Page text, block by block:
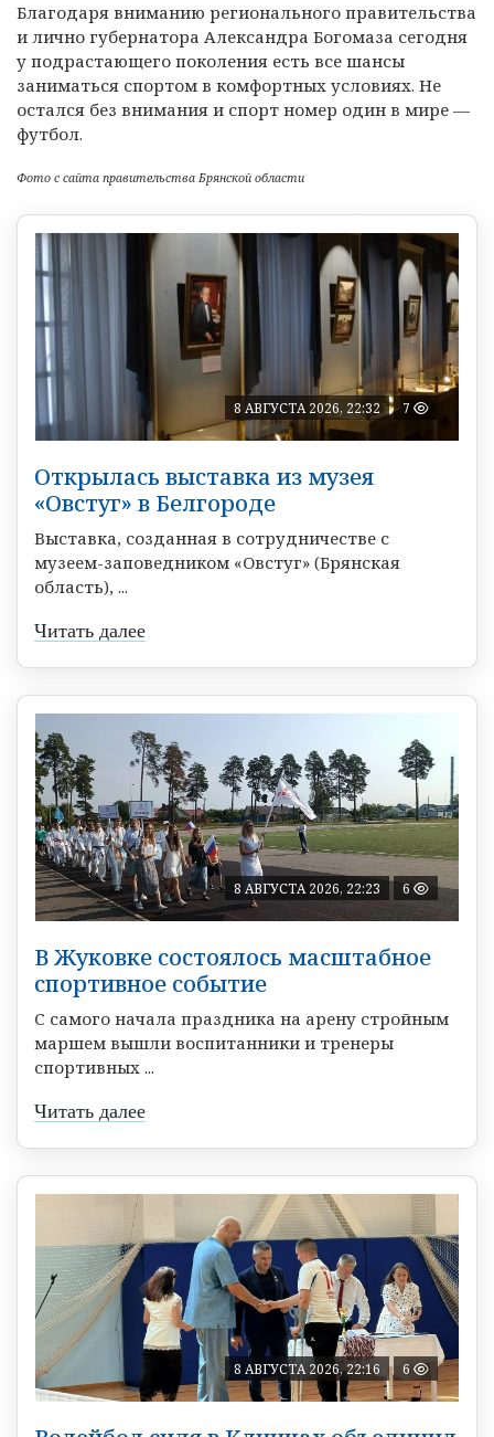
Благодаря вниманию регионального правительства
и лично губернатора Александра Богомаза сегодня
у подрастающего поколения есть все шансы
заниматься спортом в комфортных условиях. Не
остался без внимания и спорт номер один в мире —
футбол.
Фото с сайта правительства Брянской области
8 АВГУСТА 2026, 22:32 7
Открылась выставка из музея
«Овстуг» в Белгороде
Выставка, созданная в сотрудничестве с
музеем-заповедником «Овстуг» (Брянская
область), ...
Читать далее
8 АВГУСТА 2026, 22:23 6
В Жуковке состоялось масштабное
спортивное событие
С самого начала праздника на арену стройным
маршем вышли воспитанники и тренеры
спортивных ...
Читать далее
8 АВГУСТА 2026, 22:16 6